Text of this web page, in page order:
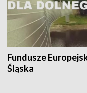
Fundusze
Śląska